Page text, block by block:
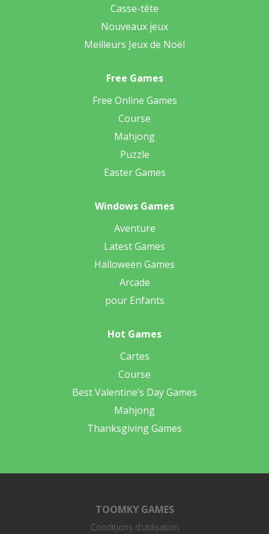
Casse-tête
Nouveaux jeux
Meilleurs Jeux de Noël
Free Games
Free Online Games
Course
Mahjong
Puzzle
Easter Games
Windows Games
Aventure
Latest Games
Halloween Games
Arcade
pour Enfants
Hot Games
Cartes
Course
Best Valentine’s Day Games
Mahjong
Thanksgiving Games
TOOMKY GAMES
Conditions d’utilisation